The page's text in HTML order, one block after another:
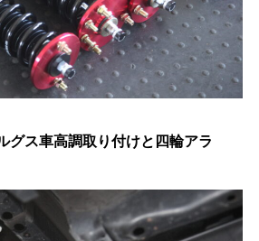
グス車高調取り付けと四輪アラ